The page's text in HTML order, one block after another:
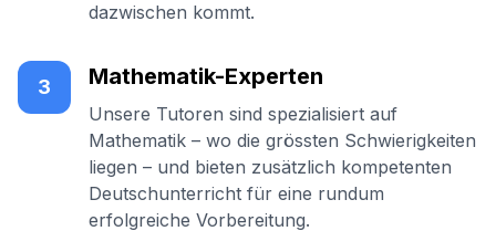
dazwischen kommt.
3 Mathematik-Experten
Unsere Tutoren sind spezialisiert auf
Mathematik – wo die grössten Schwierigkeiten
liegen – und bieten zusätzlich kompetenten
Deutschunterricht für eine rundum
erfolgreiche Vorbereitung.